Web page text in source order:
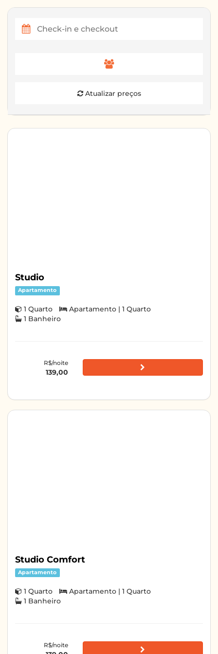
Atualizar preços
Studio
Apartamento
1 Quarto
Apartamento | 1 Quarto
1 Banheiro
R$/noite
139,00
Studio Comfort
Apartamento
1 Quarto
Apartamento | 1 Quarto
1 Banheiro
R$/noite